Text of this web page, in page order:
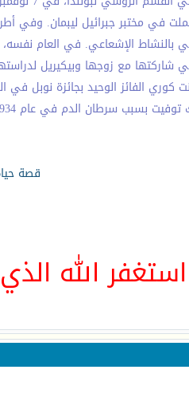
شاركتها مع زوجها وبيكيريل
أستاذة في الجامعة. في عام 1911 كانت كوري
قصة
استغفر الله